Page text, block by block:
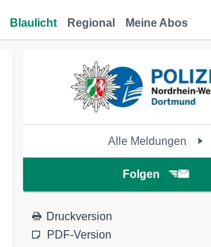
Blaulicht Regional Meine Abos
Alle Meldungen
Folgen
Druckversion
PDF-Version